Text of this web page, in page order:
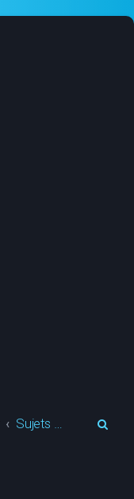
Sujets sans réponse